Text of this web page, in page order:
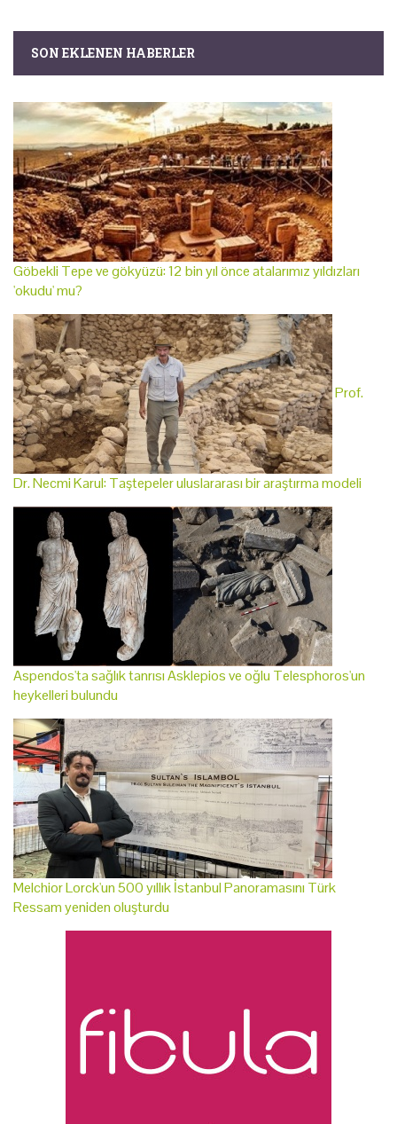
SON EKLENEN HABERLER
Göbekli Tepe ve gökyüzü: 12 bin yıl önce atalarımız yıldızları
'okudu' mu?
Prof.
Dr. Necmi Karul: Taştepeler uluslararası bir araştırma modeli
Aspendos'ta sağlık tanrısı Asklepios ve oğlu Telesphoros'un
heykelleri bulundu
Melchior Lorck'un 500 yıllık İstanbul Panoramasını Türk
Ressam yeniden oluşturdu